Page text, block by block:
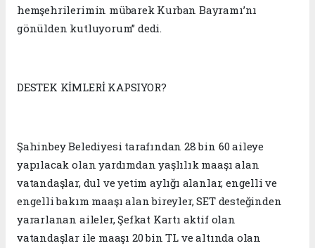
hemşehrilerimin mübarek Kurban Bayramı’nı
gönülden kutluyorum” dedi.
DESTEK KİMLERİ KAPSIYOR?
Şahinbey Belediyesi tarafından 28 bin 60 aileye
yapılacak olan yardımdan yaşlılık maaşı alan
vatandaşlar, dul ve yetim aylığı alanlar, engelli ve
engelli bakım maaşı alan bireyler, SET desteğinden
yararlanan aileler, Şefkat Kartı aktif olan
vatandaşlar ile maaşı 20 bin TL ve altında olan